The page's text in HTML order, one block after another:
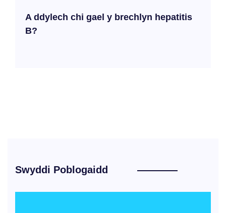
A ddylech chi gael y brechlyn hepatitis
B?
Swyddi Poblogaidd